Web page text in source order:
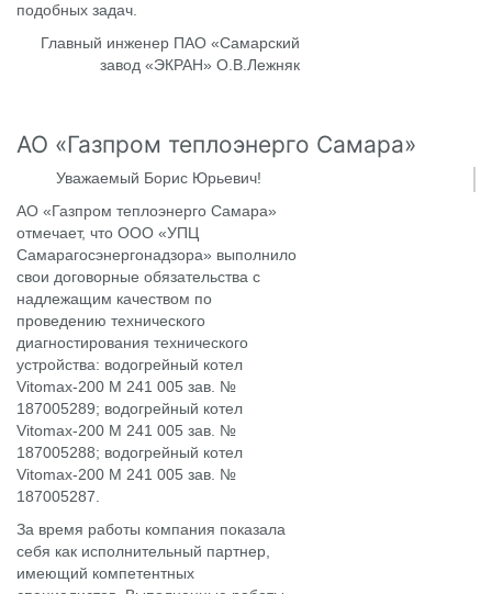
подобных задач.
Главный инженер ПАО «Самарский
завод «ЭКРАН» О.В.Лежняк
АО «Газпром теплоэнерго Самара»
Уважаемый Борис Юрьевич!
АО «Газпром теплоэнерго Самара»
отмечает, что ООО «УПЦ
Самарагосэнергонадзора» выполнило
свои договорные обязательства с
надлежащим качеством по
проведению технического
диагностирования технического
устройства: водогрейный котел
Vitomax-200 М 241 005 зав. №
187005289; водогрейный котел
Vitomax-200 М 241 005 зав. №
187005288; водогрейный котел
Vitomax-200 М 241 005 зав. №
187005287.
За время работы компания показала
себя как исполнительный партнер,
имеющий компетентных